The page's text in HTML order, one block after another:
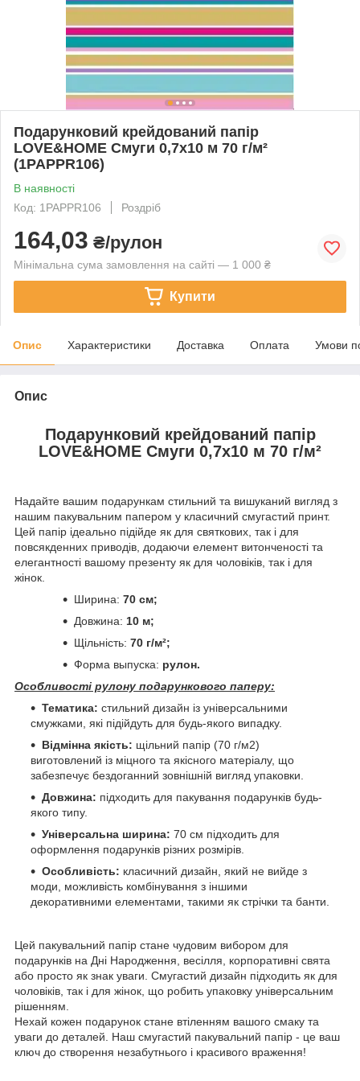
Подарунковий крейдований папір
LOVE&HOME Смуги 0,7х10 м 70 г/м²
(1PAPPR106)
В наявності
Код: 1PAPPR106
Роздріб
164,03 ₴/рулон
Мінімальна сума замовлення на сайті — 1 000 ₴
Купити
Опис Характеристики Доставка Оплата Умови
Опис
Подарунковий крейдований папір
LOVE&HOME Смуги 0,7х10 м 70 г/м²
Надайте вашим подарункам стильний та вишуканий вигляд з
нашим пакувальним папером у класичний смугастий принт.
Цей папір ідеально підійде як для святкових, так і для
повсякденних приводів, додаючи елемент витонченості та
елегантності вашому презенту як для чоловіків, так і для
жінок.
Ширина: 70 см;
Довжина: 10 м;
Щільність: 70 г/м²;
Форма выпуска: рулон.
Особливості рулону подарункового паперу:
Тематика: стильний дизайн із універсальними
смужками, які підійдуть для будь-якого випадку.
Відмінна якість: щільний папір (70 г/м2)
виготовлений із міцного та якісного матеріалу, що
забезпечує бездоганний зовнішній вигляд упаковки.
Довжина: підходить для пакування подарунків будь-
якого типу.
Універсальна ширина: 70 см підходить для
оформлення подарунків різних розмірів.
Особливість: класичний дизайн, який не вийде з
моди, можливість комбінування з іншими
декоративними елементами, такими як стрічки та банти.
Цей пакувальний папір стане чудовим вибором для
подарунків на Дні Народження, весілля, корпоративні свята
або просто як знак уваги. Смугастий дизайн підходить як для
чоловіків, так і для жінок, що робить упаковку універсальним
рішенням.
Нехай кожен подарунок стане втіленням вашого смаку та
уваги до деталей. Наш смугастий пакувальний папір - це ваш
ключ до створення незабутнього і красивого враження!